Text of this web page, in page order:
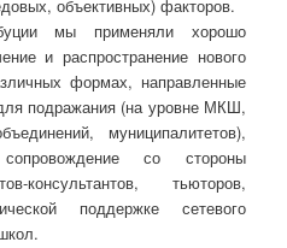
объективных) факторов.
мы применяли хорошо
и распространение нового
формах, направленные
подражания (на уровне МКШ,
муниципалитетов),
сопровождение со стороны
консультантов, тьюторов,
поддержке сетевого